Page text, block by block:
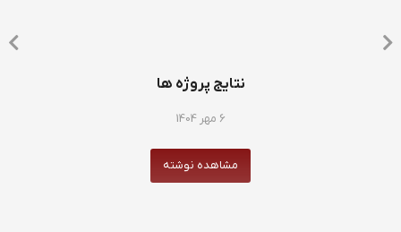
نتایج پروژه ها
6 مهر 1404
مشاهده نوشته